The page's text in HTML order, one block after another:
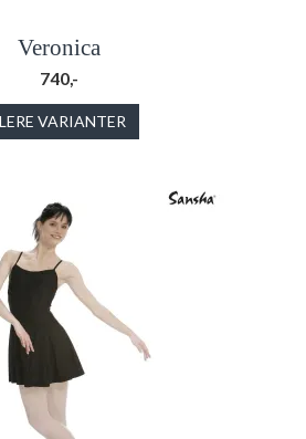
Veronica
740,-
VARIANTER